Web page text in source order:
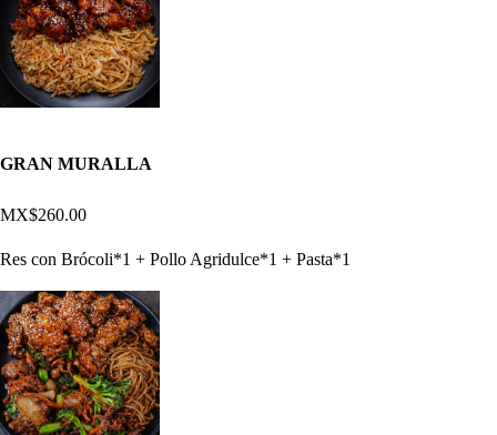
GRAN MURALLA
MX$260.00
Res con Brócoli*1 + Pollo Agridulce*1 + Pasta*1